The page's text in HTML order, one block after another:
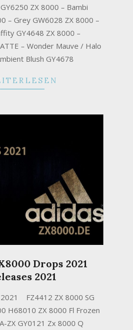
ZX 8000 – Bambi
– Grey GW6028 ZX 8000 –
GY4648 ZX 8000 –
– Wonder Mauve / Halo
Blush GY4678
Drops 2021
2021
FZ4412 ZX 8000 SG
H68010 ZX 8000 Fl Frozen
ZX GY0121 Zx 8000 Q